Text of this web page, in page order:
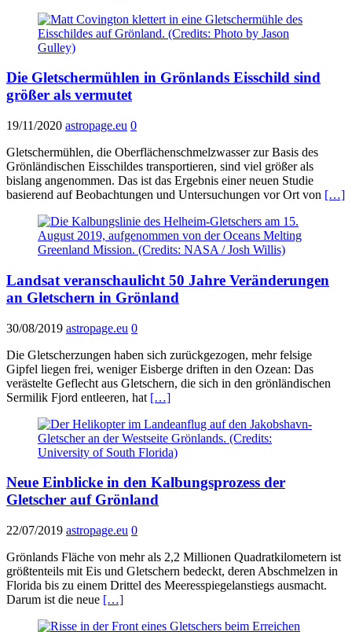
Die Gletschermühlen in Grönlands Eisschild sind
größer als vermutet
19/11/2020 astropage.eu 0
Gletschermühlen, die Oberflächenschmelzwasser zur Basis des
Grönländischen Eisschildes transportieren, sind viel größer als
bislang angenommen. Das ist das Ergebnis einer neuen Studie
basierend auf Beobachtungen und Untersuchungen vor Ort von […]
Landsat veranschaulicht 50 Jahre Veränderungen
an Gletschern in Grönland
30/08/2019 astropage.eu 0
Die Gletscherzungen haben sich zurückgezogen, mehr felsige
Gipfel liegen frei, weniger Eisberge driften in den Ozean: Das
verästelte Geflecht aus Gletschern, die sich in den grönländischen
Sermilik Fjord entleeren, hat […]
Neue Einblicke in den Kalbungsprozess der
Gletscher auf Grönland
22/07/2019 astropage.eu 0
Grönlands Fläche von mehr als 2,2 Millionen Quadratkilometern ist
größtenteils mit Eis und Gletschern bedeckt, deren Abschmelzen in
Florida bis zu einem Drittel des Meeresspiegelanstiegs ausmacht.
Darum ist die neue […]